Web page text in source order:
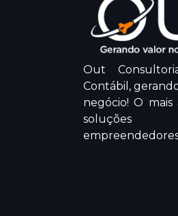
Out
Contábil,
negócio! O